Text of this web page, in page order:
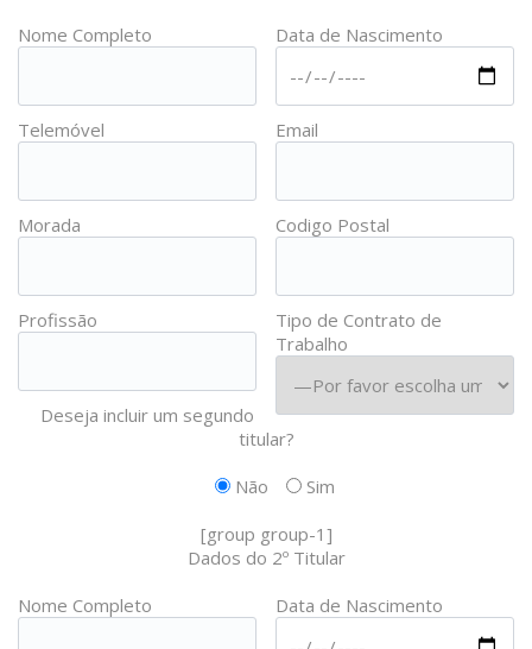
Nome Completo
Data de Nascimento
Telemóvel Email
Morada Codigo Postal
Profissão
Tipo de Contrato de
Trabalho
Deseja incluir um segundo
titular?
Não
Sim
[group group-1]
Dados do 2º Titular
Nome Completo
Data de Nascimento